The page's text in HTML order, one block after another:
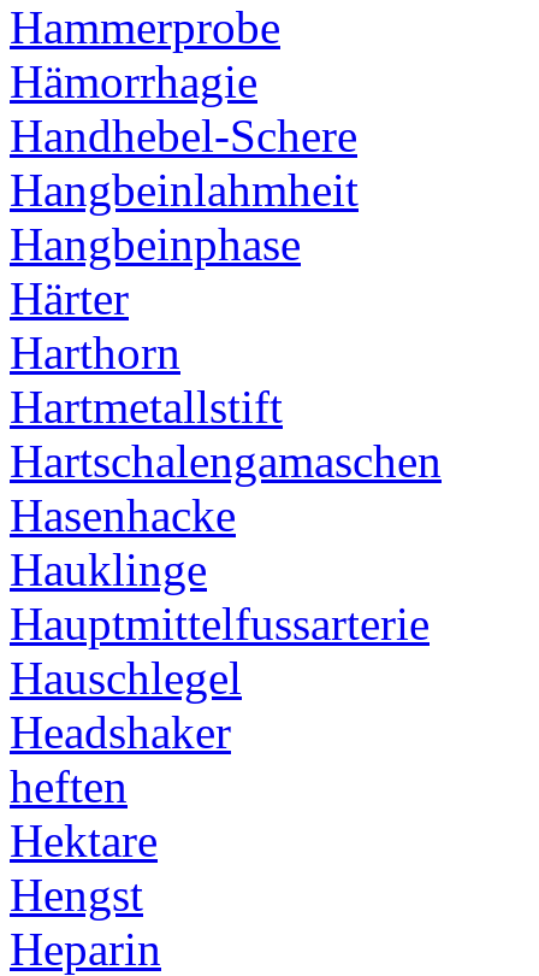
Hammerprobe
Hämorrhagie
Handhebel-Schere
Hangbeinlahmheit
Hangbeinphase
Härter
Harthorn
Hartmetallstift
Hartschalengamaschen
Hasenhacke
Hauklinge
Hauptmittelfussarterie
Hauschlegel
Headshaker
heften
Hektare
Hengst
Heparin